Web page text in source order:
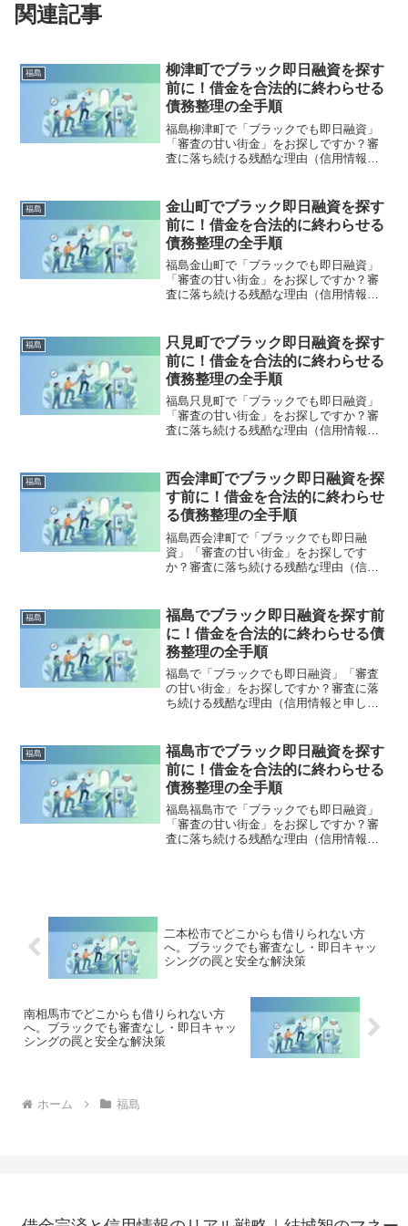
関連記事
福島
柳津町でブラック即日融資を探す
前に！借金を合法的に終わらせる
債務整理の全手順
福島柳津町で「ブラックでも即日融資」
「審査の甘い街金」をお探しですか？審
査に落ち続ける残酷な理由（信用情報と
底解説。多重債務の地獄から抜け出し、
合法的に借金を減額・免除する「債務整
理」の正しい知識と、今すぐ督促を止め
る無料相談窓口をご案内します。
福島
金山町でブラック即日融資を探す
前に！借金を合法的に終わらせる
債務整理の全手順
福島金山町で「ブラックでも即日融資」
「審査の甘い街金」をお探しですか？審
査に落ち続ける残酷な理由（信用情報と
底解説。多重債務の地獄から抜け出し、
合法的に借金を減額・免除する「債務整
理」の正しい知識と、今すぐ督促を止め
る無料相談窓口をご案内します。
福島
只見町でブラック即日融資を探す
前に！借金を合法的に終わらせる
債務整理の全手順
福島只見町で「ブラックでも即日融資」
「審査の甘い街金」をお探しですか？審
査に落ち続ける残酷な理由（信用情報と
底解説。多重債務の地獄から抜け出し、
合法的に借金を減額・免除する「債務整
理」の正しい知識と、今すぐ督促を止め
る無料相談窓口をご案内します。
福島
西会津町でブラック即日融資を探
す前に！借金を合法的に終わらせ
る債務整理の全手順
福島西会津町で「ブラックでも即日融
資」「審査の甘い街金」をお探しです
か？審査に落ち続ける残酷な理由（信用
まで徹底解説。多重債務の地獄から抜け
出し、合法的に借金を減額・免除する
「債務整理」の正しい知識と、今すぐ督
促を止める無料相談窓口をご案内しま
す。
福島
福島でブラック即日融資を探す前
に！借金を合法的に終わらせる債
務整理の全手順
福島で「ブラックでも即日融資」「審査
の甘い街金」をお探しですか？審査に落
ち続ける残酷な理由（信用情報と申し込
説。多重債務の地獄から抜け出し、合法
的に借金を減額・免除する「債務整理」
の正しい知識と、今すぐ督促を止める無
料相談窓口をご案内します。
福島
福島市でブラック即日融資を探す
前に！借金を合法的に終わらせる
債務整理の全手順
福島福島市で「ブラックでも即日融資」
「審査の甘い街金」をお探しですか？審
査に落ち続ける残酷な理由（信用情報と
る無料相談窓口をご案内します。
二本松市でどこからも借りられない方
へ。ブラックでも審査なし・即日キャッ
シングの罠と安全な解決策
南相馬市でどこからも借りられない方
へ。ブラックでも審査なし・即日キャッ
シングの罠と安全な解決策
ホーム 福島